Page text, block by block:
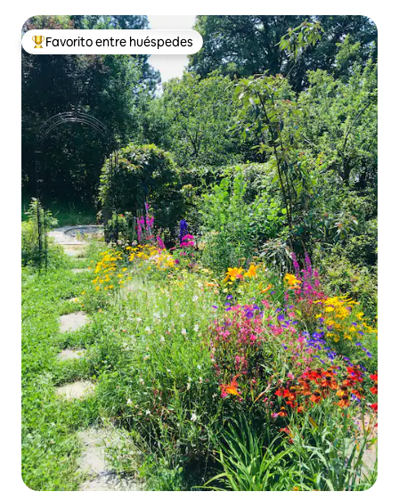
Favorito entre los huéspedes más destacados
Favorito entre huéspedes